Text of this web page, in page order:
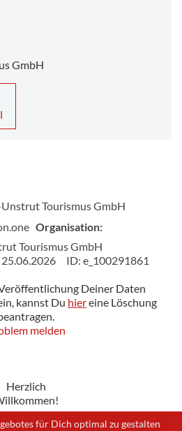
GmbH
Unstrut Tourismus GmbH
Organisation:
Tourismus GmbH
ID: e_100291861
Deiner Daten
kannst Du hiereine Löschung
melden
Herzlich
für Dich optimal zu gestalten